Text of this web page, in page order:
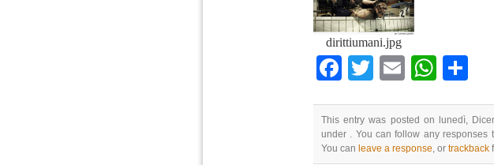
dirittiumani.jpg
Facebook
TwitterEmail
This entry was posted on lunedì,
under . You can follow any responses
You can leave a response, or trackback